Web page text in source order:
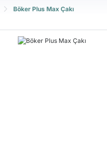
Böker Plus Max Çakı